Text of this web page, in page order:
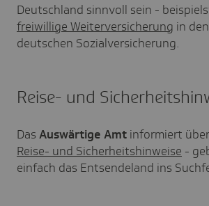
Deutschland sinnvoll sein -
freiwillige Weiterversicherung in
deutschen Sozialversicherung.
Reise- und
Das Auswärtige Amt informiert
Reise- und Sicherheitshinweise -
einfach das Entsendeland ins